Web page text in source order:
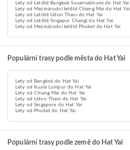
Lety od Letiště Bangkok Suvarnabhumi do Hat Yai
Lety od Mezinárodní letiště Chiang Mai do Hat Yai
Lety od Letiště Udon Thani do Hat Yai
Lety od Letiště Singapur Changi do Hat Yai
Lety od Mezinárodní letiště Phuket do Hat Yai
Populární trasy podle města do Hat Yai
Lety od Bangkok do Hat Yai
Lety od Kuala Lumpur do Hat Yai
Lety od Chiang Mai do Hat Yai
Lety od Udon Thani do Hat Yai
Lety od Singapore do Hat Yai
Lety od Phuket do Hat Yai
Populární trasy podle země do Hat Yai